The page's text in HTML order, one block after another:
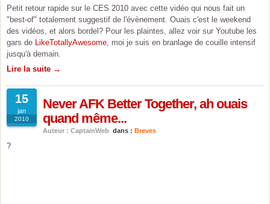
Petit retour rapide sur le CES 2010 avec cette vidéo qui nous fait un
"best-of" totalement suggestif de l'évènement. Ouais c'est le weekend
des vidéos, et alors bordel? Pour les plaintes, allez voir sur Youtube les
gars de LikeTotallyAwesome, moi je suis en branlage de couille intensif
jusqu'à demain.
Lire la suite →
15
jan
2010
Never AFK Better Together, ah ouais
quand même...
Auteur : CaptainWeb dans : Breves
?